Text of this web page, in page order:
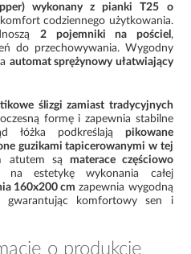
wykonany z pianki T25 o
codziennego użytkowania.
2 pojemniki na pościel ,
do przechowywania. Wygodny
automat sprężynowy ułatwiający
ślizgi zamiast tradycyjnych
formę i zapewnia stabilne
łóżka podkreślają pikowane
guzikami tapicerowanymi w tej
atutem są materace częściowo
estetykę wykonania całej
160x200 cm zapewnia wygodną
gwarantując komfortowy sen i
o produkcie